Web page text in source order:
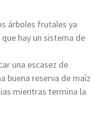
árboles frutales ya
hay un sistema de
una escasez de
buena reserva de maíz
mientras termina la